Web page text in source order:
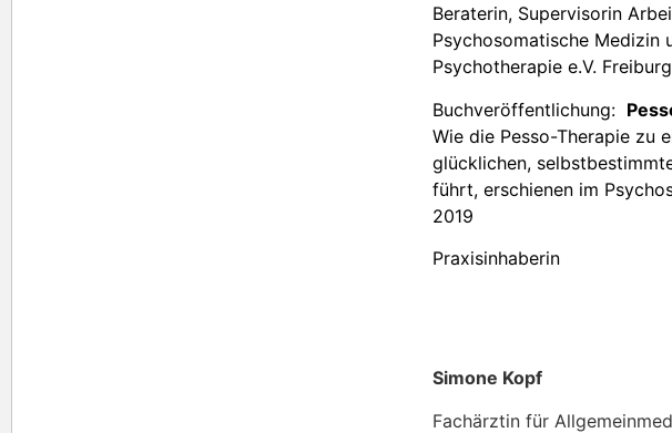
Beraterin, Supervisorin
Psychosomatische Medizin
Psychotherapie e.V.
Buchveröffentlichung:
Wie die Pesso-Therapie zu
glücklichen,
führt, erschienen im
2019
Praxisinhaberin
Simone Kopf
Fachärztin für